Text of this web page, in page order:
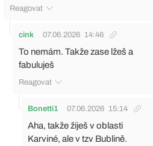
Reagovat
cink 07.06.2026 14:46
To nemám. Takže zase lžeš a
fabuluješ
Reagovat
Bonetti1 07.06.2026 15:14
Aha, takže žiješ v oblasti
Karviné, ale v tzv Bublině.